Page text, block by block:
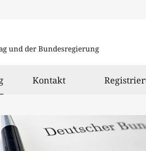
und der Bundesregierung
ausgewählt
Kontakt